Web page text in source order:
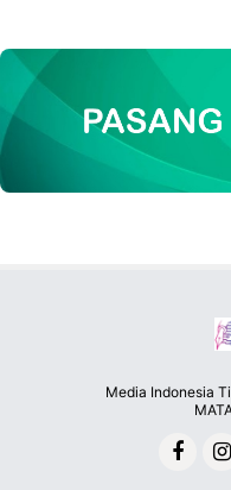
Media Indonesia